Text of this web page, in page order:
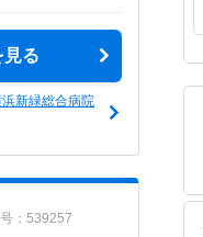
見る
新緑総合病院
：539257